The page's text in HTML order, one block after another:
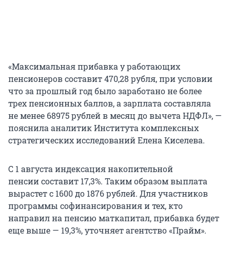
«Максимальная прибавка у работающих
пенсионеров составит470,28 рубля,при условии
что за прошлый год было заработано не более
трех пенсионных баллов, а зарплата составляла
не менее 68975 рублей в месяц до вычета НДФЛ», —
пояснила аналитик Института комплексных
стратегических исследований Елена Киселева.
С 1 августа индексация накопительной
пенсии составит 17,3%. Таким образом выплата
вырастет с 1600 до 1876 рублей. Для участников
программы софинансирования и тех, кто
направил на пенсию маткапитал, прибавка будет
еще выше — 19,3%, уточняет агентство «Прайм».